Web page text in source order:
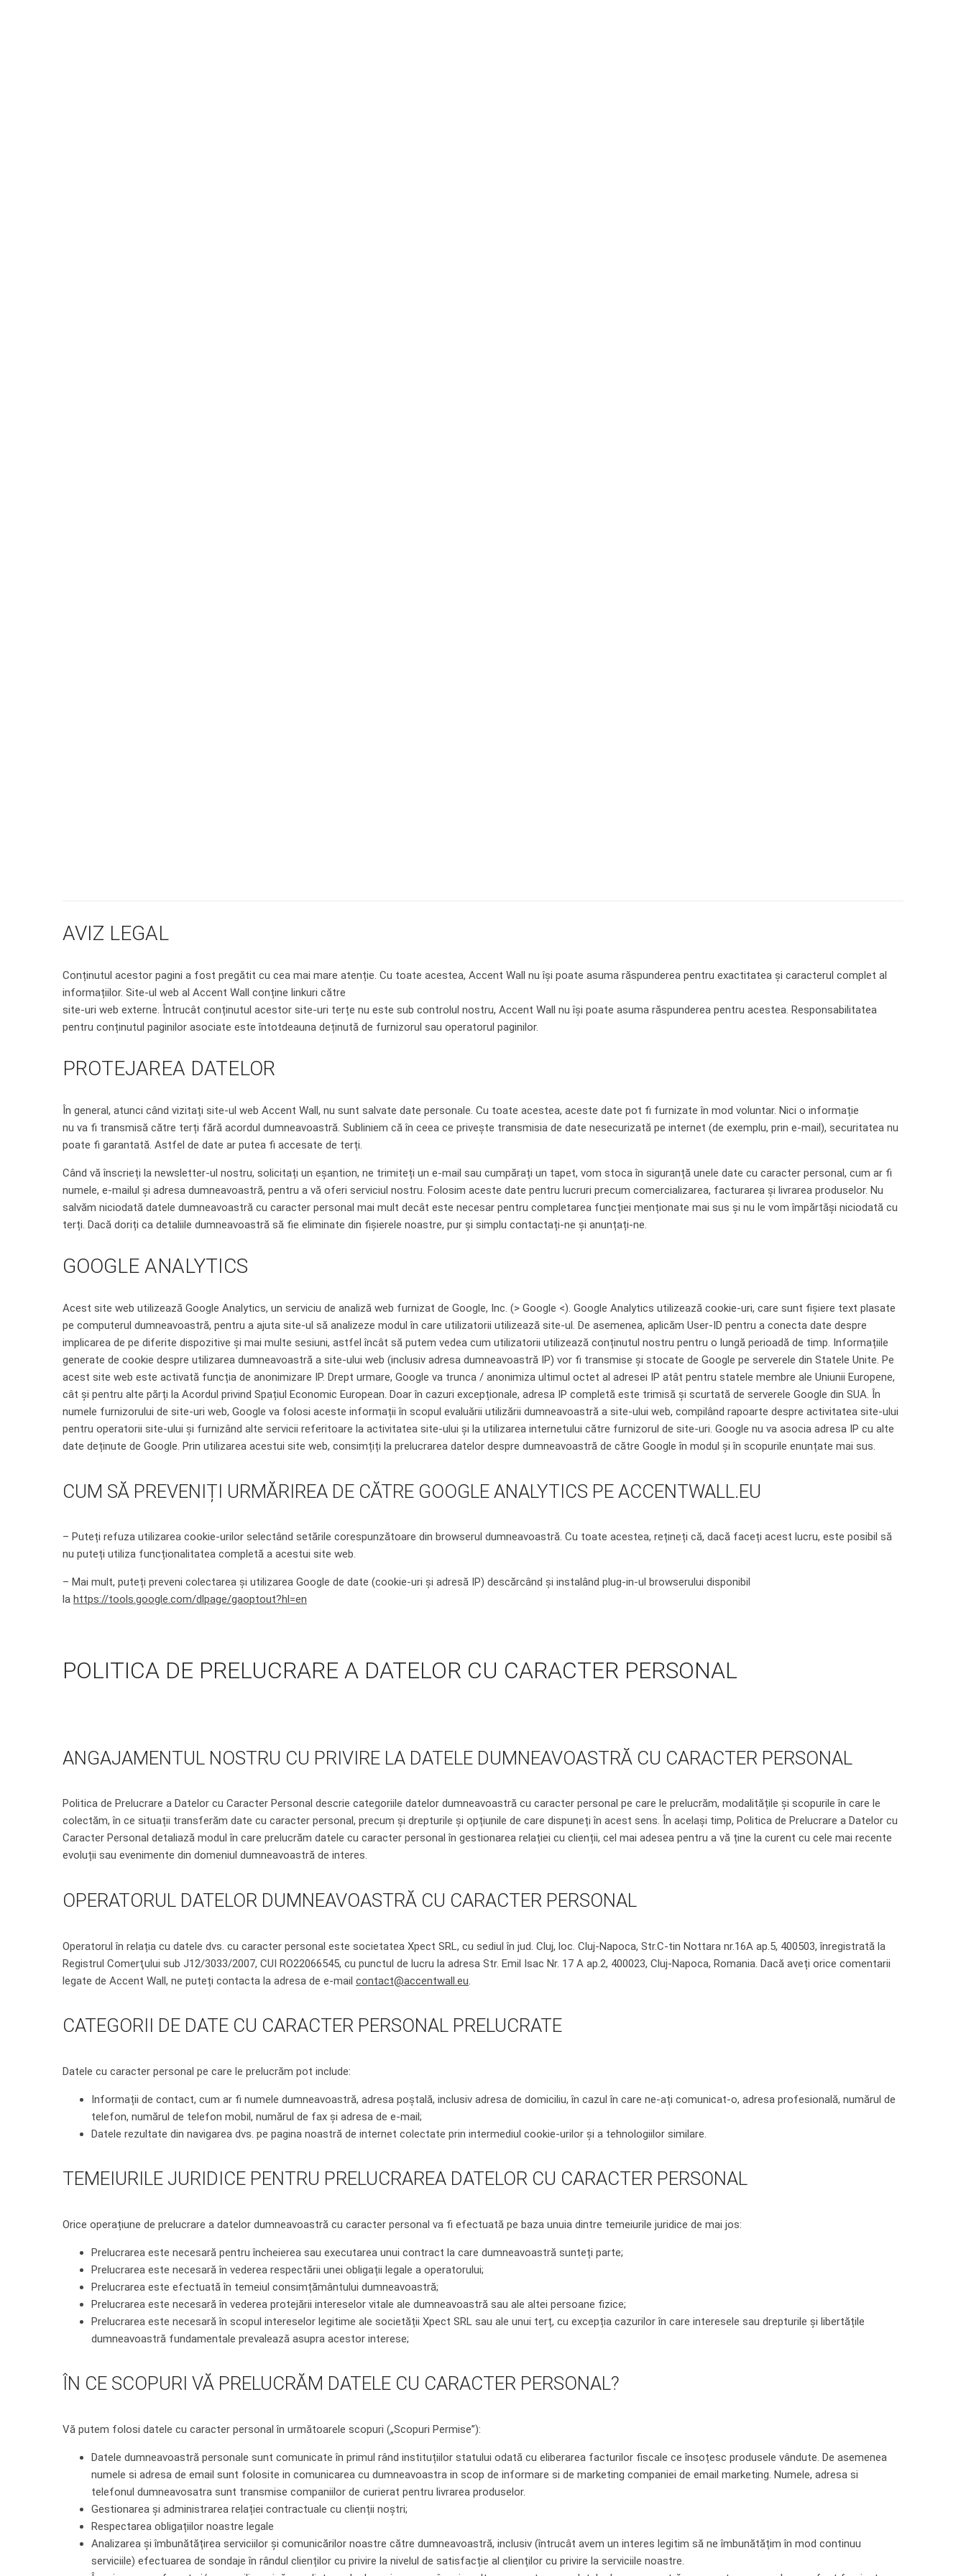
AVIZ LEGAL
Conținutul acestor pagini a fost pregătit cu cea mai mare atenție. Cu toate acestea, Accent Wall nu își poate asuma răspunderea pentru exactitatea și caracterul complet al
informațiilor. Site-ul web al Accent Wall conține linkuri către
site-uri web externe. Întrucât conținutul acestor site-uri terțe nu este sub controlul nostru, Accent Wall nu își poate asuma răspunderea pentru acestea. Responsabilitatea
pentru conținutul paginilor asociate este întotdeauna deținută de furnizorul sau operatorul paginilor.
PROTEJAREA DATELOR
În general, atunci când vizitați site-ul web Accent Wall, nu sunt salvate date personale. Cu toate acestea, aceste date pot fi furnizate în mod voluntar. Nici o informație
nu va fi transmisă către terți fără acordul dumneavoastră. Subliniem că în ceea ce privește transmisia de date nesecurizată pe internet (de exemplu, prin e-mail), securitatea nu
poate fi garantată. Astfel de date ar putea fi accesate de terți.
Când vă înscrieți la newsletter-ul nostru, solicitați un eșantion, ne trimiteți un e-mail sau cumpărați un tapet, vom stoca în siguranță unele date cu caracter personal, cum ar fi
numele, e-mailul și adresa dumneavoastră, pentru a vă oferi serviciul nostru. Folosim aceste date pentru lucruri precum comercializarea, facturarea și livrarea produselor. Nu
salvăm niciodată datele dumneavoastră cu caracter personal mai mult decât este necesar pentru completarea funcției menționate mai sus și nu le vom împărtăși niciodată cu
terți. Dacă doriți ca detaliile dumneavoastră să fie eliminate din fișierele noastre, pur și simplu contactați-ne și anunțați-ne.
GOOGLE ANALYTICS
Acest site web utilizează Google Analytics, un serviciu de analiză web furnizat de Google, Inc. (> Google <). Google Analytics utilizează cookie-uri, care sunt fișiere text plasate
pe computerul dumneavoastră, pentru a ajuta site-ul să analizeze modul în care utilizatorii utilizează site-ul. De asemenea, aplicăm User-ID pentru a conecta date despre
implicarea de pe diferite dispozitive și mai multe sesiuni, astfel încât să putem vedea cum utilizatorii utilizează conținutul nostru pentru o lungă perioadă de timp. Informațiile
generate de cookie despre utilizarea dumneavoastră a site-ului web (inclusiv adresa dumneavoastră IP) vor fi transmise și stocate de Google pe serverele din Statele Unite. Pe
acest site web este activată funcția de anonimizare IP. Drept urmare, Google va trunca / anonimiza ultimul octet al adresei IP atât pentru statele membre ale Uniunii Europene,
cât și pentru alte părți la Acordul privind Spațiul Economic European. Doar în cazuri excepționale, adresa IP completă este trimisă și scurtată de serverele Google din SUA. În
numele furnizorului de site-uri web, Google va folosi aceste informații în scopul evaluării utilizării dumneavoastră a site-ului web, compilând rapoarte despre activitatea site-ului
pentru operatorii site-ului și furnizând alte servicii referitoare la activitatea site-ului și la utilizarea internetului către furnizorul de site-uri. Google nu va asocia adresa IP cu alte
date deținute de Google. Prin utilizarea acestui site web, consimțiți la prelucrarea datelor despre dumneavoastră de către Google în modul și în scopurile enunțate mai sus.
CUM SĂ PREVENIȚI URMĂRIREA DE CĂTRE GOOGLE ANALYTICS PE ACCENTWALL.EU
– Puteți refuza utilizarea cookie-urilor selectând setările corespunzătoare din browserul dumneavoastră. Cu toate acestea, rețineți că, dacă faceți acest lucru, este posibil să
nu puteți utiliza funcționalitatea completă a acestui site web.
– Mai mult, puteți preveni colectarea și utilizarea Google de date (cookie-uri și adresă IP) descărcând și instalând plug-in-ul browserului disponibil
la https://tools.google.com/dlpage/gaoptout?hl=en
POLITICA DE PRELUCRARE A DATELOR CU CARACTER PERSONAL
ANGAJAMENTUL NOSTRU CU PRIVIRE LA DATELE DUMNEAVOASTRĂ CU CARACTER PERSONAL
Politica de Prelucrare a Datelor cu Caracter Personal descrie categoriile datelor dumneavoastră cu caracter personal pe care le prelucrăm, modalitățile și scopurile în care le
colectăm, în ce situații transferăm date cu caracter personal, precum și drepturile și opțiunile de care dispuneți în acest sens. În același timp, Politica de Prelucrare a Datelor cu
Caracter Personal detaliază modul în care prelucrăm datele cu caracter personal în gestionarea relației cu clienții, cel mai adesea pentru a vă ține la curent cu cele mai recente
evoluții sau evenimente din domeniul dumneavoastră de interes.
OPERATORUL DATELOR DUMNEAVOASTRĂ CU CARACTER PERSONAL
Operatorul în relația cu datele dvs. cu caracter personal este societatea Xpect SRL, cu sediul în jud. Cluj, loc. Cluj-Napoca, Str.C-tin Nottara nr.16A ap.5, 400503, înregistrată la
Registrul Comerţului sub J12/3033/2007, CUI RO22066545, cu punctul de lucru la adresa Str. Emil Isac Nr. 17 A ap.2, 400023, Cluj-Napoca, Romania. Dacă aveți orice comentarii
legate de Accent Wall, ne puteți contacta la adresa de e-mail contact@accentwall.eu
CATEGORII DE DATE CU CARACTER PERSONAL PRELUCRATE
Datele cu caracter personal pe care le prelucrăm pot include:
Informații de contact, cum ar fi numele dumneavoastră, adresa poștală, inclusiv adresa de domiciliu, în cazul în care ne-ați comunicat-o, adresa profesională, numărul de
telefon, numărul de telefon mobil, numărul de fax și adresa de e-mail;
Datele rezultate din navigarea dvs. pe pagina noastră de internet colectate prin intermediul cookie-urilor și a tehnologiilor similare.
TEMEIURILE JURIDICE PENTRU PRELUCRAREA DATELOR CU CARACTER PERSONAL
Orice operațiune de prelucrare a datelor dumneavoastră cu caracter personal va fi efectuată pe baza unuia dintre temeiurile juridice de mai jos:
Prelucrarea este necesară pentru încheierea sau executarea unui contract la care dumneavoastră sunteți parte;
Prelucrarea este necesară în vederea respectării unei obligații legale a operatorului;
Prelucrarea este efectuată în temeiul consimțământului dumneavoastră;
Prelucrarea este necesară în vederea protejării intereselor vitale ale dumneavoastră sau ale altei persoane fizice;
Prelucrarea este necesară în scopul intereselor legitime ale societății Xpect SRL sau ale unui terț, cu excepția cazurilor în care interesele sau drepturile și libertățile
dumneavoastră fundamentale prevalează asupra acestor interese;
ÎN CE SCOPURI VĂ PRELUCRĂM DATELE CU CARACTER PERSONAL?
Vă putem folosi datele cu caracter personal în următoarele scopuri („Scopuri Permise”):
Datele dumneavoastră personale sunt comunicate în primul rând instituțiilor statului odată cu eliberarea facturilor fiscale ce însoțesc produsele vândute. De asemenea
numele si adresa de email sunt folosite in comunicarea cu dumneavoastra in scop de informare si de marketing companiei de email marketing. Numele, adresa si
telefonul dumneavosatra sunt transmise companiilor de curierat pentru livrarea produselor.
Gestionarea și administrarea relației contractuale cu clienții noștri;
Respectarea obligațiilor noastre legale
Analizarea și îmbunătățirea serviciilor și comunicărilor noastre către dumneavoastră, inclusiv (întrucât avem un interes legitim să ne îmbunătățim în mod continuu
serviciile) efectuarea de sondaje în rândul clienților cu privire la nivelul de satisfacție al clienților cu privire la serviciile noastre.